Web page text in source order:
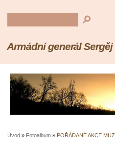
Armádní generál Sergěj
Úvod » Fotoalbum » POŘÁDANÉ AKCE